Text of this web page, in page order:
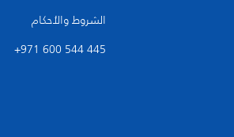
الشروط والأحكام
+971 600 544 445